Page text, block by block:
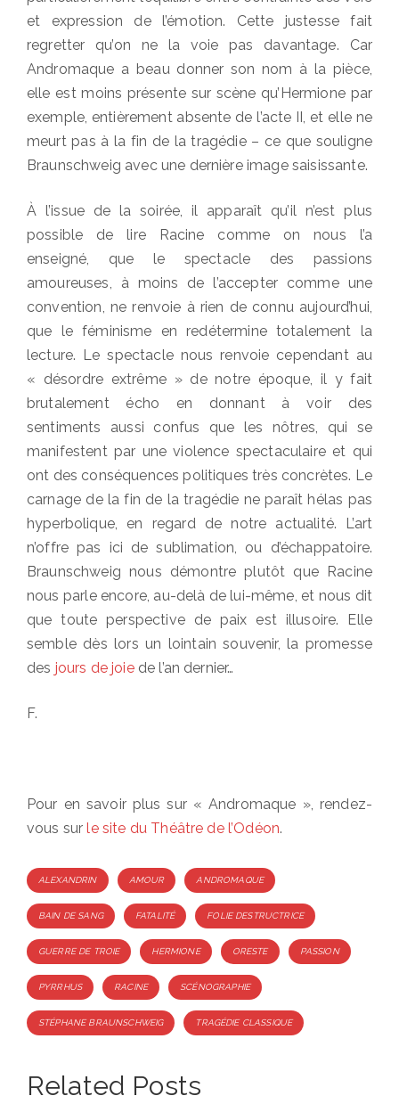
et expression de l’émotion. Cette justesse fait
regretter qu’on ne la voie pas davantage. Car
Andromaque a beau donner son nom à la pièce,
elle est moins présente sur scène qu’Hermione par
exemple, entièrement absente de l’acte II, et elle ne
meurt pas à la fin de la tragédie – ce que souligne
Braunschweig avec une dernière image saisissante.
À l’issue de la soirée, il apparaît qu’il n’est plus
possible de lire Racine comme on nous l’a
enseigné, que le spectacle des passions
amoureuses, à moins de l’accepter comme une
convention, ne renvoie à rien de connu aujourd’hui,
que le féminisme en redétermine totalement la
lecture. Le spectacle nous renvoie cependant au
« désordre extrême » de notre époque, il y fait
brutalement écho en donnant à voir des
sentiments aussi confus que les nôtres, qui se
manifestent par une violence spectaculaire et qui
ont des conséquences politiques très concrètes. Le
carnage de la fin de la tragédie ne paraît hélas pas
hyperbolique, en regard de notre actualité. L’art
n’offre pas ici de sublimation, ou d’échappatoire.
Braunschweig nous démontre plutôt que Racine
nous parle encore, au-delà de lui-même, et nous dit
que toute perspective de paix est illusoire. Elle
semble dès lors un lointain souvenir, la promesse
des jours de joiede l’an dernier…
F.
Pour en savoir plus sur « Andromaque », rendez-
vous surle site du Théâtre de l’Odéon.
Tags
ALEXANDRIN AMOUR ANDROMAQUE
BAIN DE SANG FATALITÉ FOLIE DESTRUCTRICE
GUERRE DE TROIE HERMIONE ORESTE PASSION
PYRRHUS RACINE SCÉNOGRAPHIE
STÉPHANE BRAUNSCHWEIG TRAGÉDIE CLASSIQUE
Related Posts